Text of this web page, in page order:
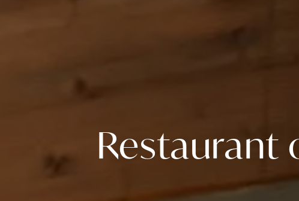
Restaurant